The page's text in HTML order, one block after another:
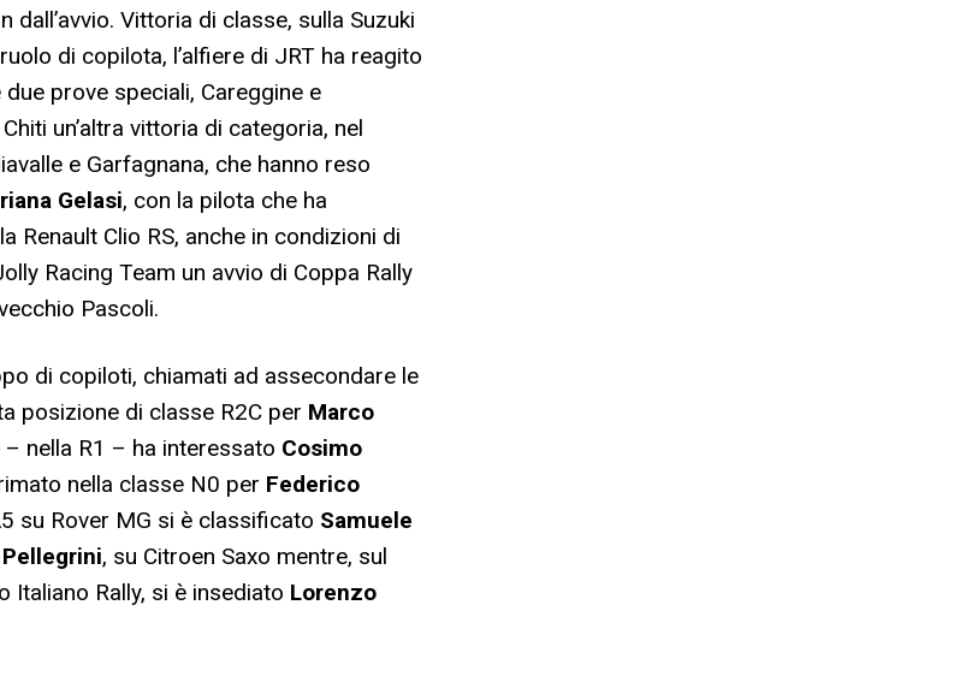
Vittoria di classe, sulla Suzuki
di copilota, l’alfiere di JRT ha reagito
prove speciali, Careggine e
un’altra vittoria di categoria, nel
e Garfagnana, che hanno reso
Gelasi, con la pilota che ha
Renault Clio RS, anche in condizioni di
Racing Team un avvio di Coppa Rally
Pascoli.
di copiloti, chiamati ad assecondare le
posizione di classe R2C per Marco
nella R1 – ha interessato Cosimo
nella classe N0 per Federico
su Rover MG si è classificato Samuele
, su Citroen Saxo mentre, sul
Rally, si è insediato Lorenzo